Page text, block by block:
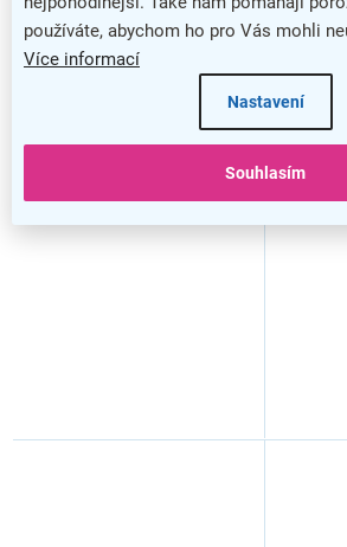
používáte, abychom ho pro Vás mohli
Více informací
Nastavení
Souhlasím
Plexi tabule A1 s ozdobnými
Plexi